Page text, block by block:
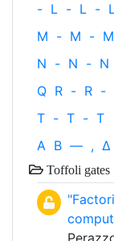
- L - L -
M - M - M
N - N - N
Q R - R -
T - T - T
Α Β — , Δ
Toffoli gates